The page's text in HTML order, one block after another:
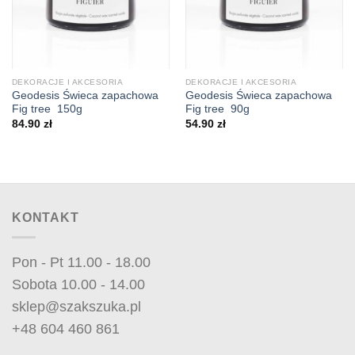
DEKORACJE I AKCESORIA
Geodesis Świeca zapachowa
Fig tree 150g
84.90 zł
DEKORACJE I AKCESORIA
Geodesis Świeca zapachowa
Fig tree 90g
54.90 zł
KONTAKT
Pon - Pt 11.00 - 18.00
Sobota 10.00 - 14.00
sklep@szakszuka.pl
+48 604 460 861